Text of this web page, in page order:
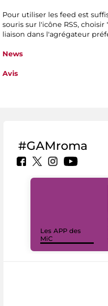
Pour utiliser les feed est
souris sur l'icône RSS,
liaison dans l'agrégateur
News
Avis
#GAMroma
Les APP des
MiC